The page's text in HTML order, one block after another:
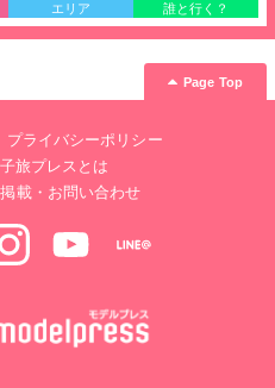
エリア 誰と行く？
Page Top
プライバシーポリシー
旅プレスとは
載・お問い合わせ